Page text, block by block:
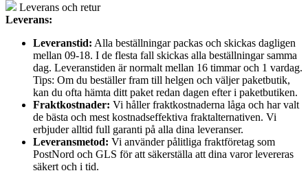
Leverans och retur
Leverans:
Leveranstid: Alla beställningar packas och skickas dagligen
mellan 09-18. I de flesta fall skickas alla beställningar samma
dag. Leveranstiden är normalt mellan 16 timmar och 1 vardag.
Tips: Om du beställer fram till helgen och väljer paketbutik,
kan du ofta hämta ditt paket redan dagen efter i paketbutiken.
Fraktkostnader: Vi håller fraktkostnaderna låga och har valt
de bästa och mest kostnadseffektiva fraktalternativen. Vi
erbjuder alltid full garanti på alla dina leveranser.
Leveransmetod: Vi använder pålitliga fraktföretag som
PostNord och GLS för att säkerställa att dina varor levereras
säkert och i tid.